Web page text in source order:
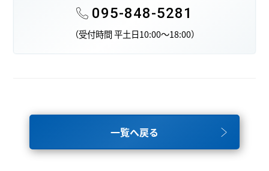
095-848-5281
（受付時間 平土日10:00～18:00）
一覧へ戻る